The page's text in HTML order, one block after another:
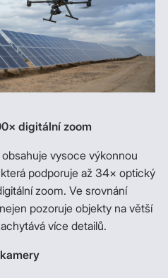
digitální zoom
vysoce výkonnou
podporuje až 34× optický
zoom. Ve srovnání
pozoruje objekty na větší
více detailů.